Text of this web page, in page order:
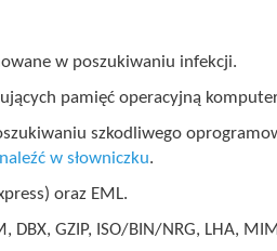
w poszukiwaniu infekcji.
pamięć operacyjną
szkodliwego
w słowniczku.
oraz EML.
GZIP, ISO/BIN/NRG, LHA,